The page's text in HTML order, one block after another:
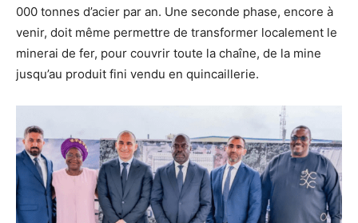
000 tonnes d’acier par an. Une seconde phase, encore à
venir, doit même permettre de transformer localement le
minerai de fer, pour couvrir toute la chaîne, de la mine
jusqu’au produit fini vendu en quincaillerie.